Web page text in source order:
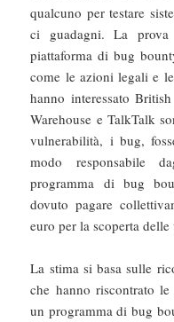
qualcuno per testare
ci guadagni. La
piattaforma di bug
come le azioni legali e
hanno interessato
Warehouse e TalkTalk
vulnerabilità, i bug,
modo responsabile
programma di bug
dovuto pagare
euro per la scoperta
La stima si basa sulle
che hanno riscontrato
un programma di bug